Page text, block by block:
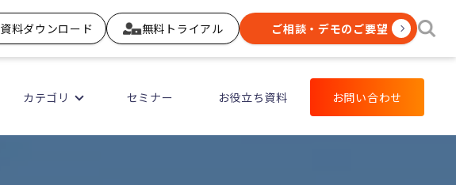
資料ダウンロード 無料トライアル ご相談・デモのご要望
カテゴリ セミナー お役立ち資料 お問い合わせ